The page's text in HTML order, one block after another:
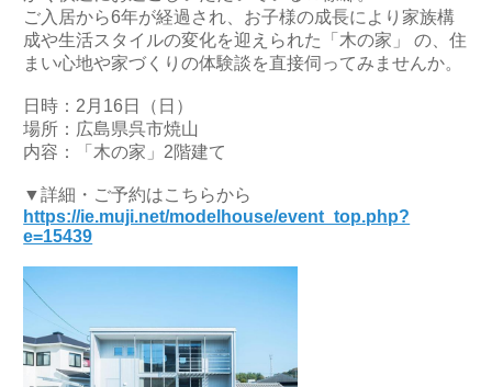
ご入居から6年が経過され、お子様の成長により家族構
成や生活スタイルの変化を迎えられた「木の家」 の、住
まい心地や家づくりの体験談を直接伺ってみませんか。
日時：2月16日（日）
場所：広島県呉市焼山
内容：「木の家」2階建て
▼詳細・ご予約はこちらから
https://ie.muji.net/modelhouse/event_top.php?
e=15439